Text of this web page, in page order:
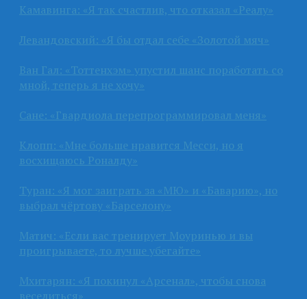
Камавинга: «Я так счастлив, что отказал «Реалу»
Левандовский: «Я бы отдал себе «Золотой мяч»
Ван Гал: «Тоттенхэм» упустил шанс поработать со
мной, теперь я не хочу»
Сане: «Гвардиола перепрограммировал меня»
Клопп: «Мне больше нравится Месси, но я
восхищаюсь Роналду»
Туран: «Я мог заиграть за «МЮ» и «Баварию», но
выбрал чёртову «Барселону»
Матич: «Если вас тренирует Моуринью и вы
проигрываете, то лучше убегайте»
Мхитарян: «Я покинул «Арсенал», чтобы снова
веселиться»